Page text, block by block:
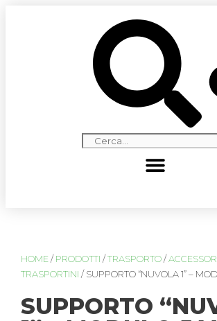
HOME / PRODOTTI /TRASPORTO/
TRASPORTINI / SUPPORTO “NUVOLA 1” –
SUPPORTO